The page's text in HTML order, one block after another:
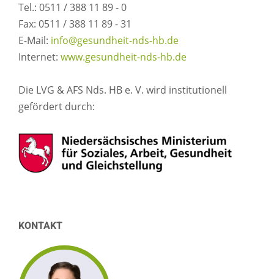
Tel.: 0511 / 388 11 89 - 0
Fax: 0511 / 388 11 89 - 31
E-Mail: info@gesundheit-nds-hb.de
Internet: www.gesundheit-nds-hb.de
Die LVG & AFS Nds. HB e. V. wird institutionell
gefördert durch:
KONTAKT